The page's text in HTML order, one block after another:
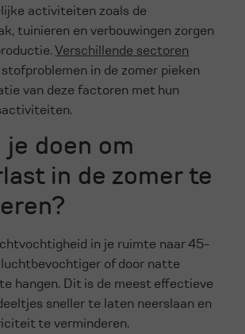
activiteiten zoals de
tuinieren en verbouwingen zorgen
Verschillende sectoren
in de zomer pieken
van deze factoren met hun
doen om
in de zomer te
in je ruimte naar 45-
of door natte
hangen. Dit is de meest effectieve
sneller te laten neerslaan en
te verminderen.